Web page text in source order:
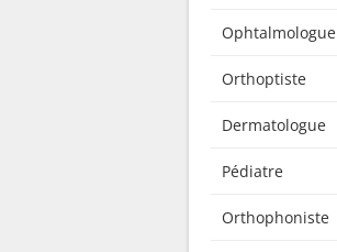
Ophtalmologue
Orthoptiste
Dermatologue
Pédiatre
Orthophoniste